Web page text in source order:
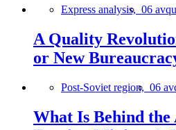
Express analysis, 06
A Quality
or New
Post-Soviet region, 06
What Is Behind